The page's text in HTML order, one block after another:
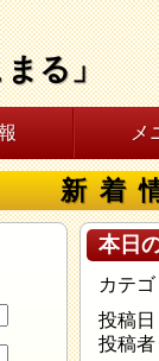
る」
メ
新着
本日
カテ
投稿
投稿